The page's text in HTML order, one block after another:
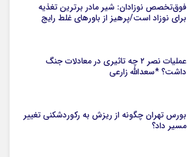
فوق‌تخصص نوزادان: شیر مادر برترین تغذیه
برای نوزاد است/پرهیز از باورهای غلط رایج
عملیات نصر ۲ چه تاثیری در معادلات جنگ
داشت؟ *سعدالله زارعی
بورس تهران چگونه از ریزش به رکوردشکنی تغییر
مسیر داد؟